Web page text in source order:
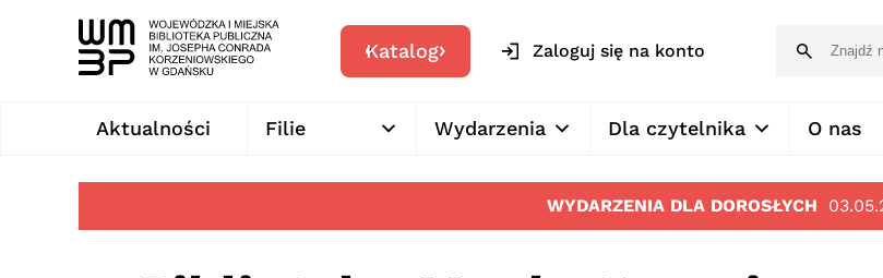
Katalog Zaloguj się na konto
Aktualności Filie Wydarzenia Dla czytelnika O nas
WYDARZENIA DLA DOROSŁYCH